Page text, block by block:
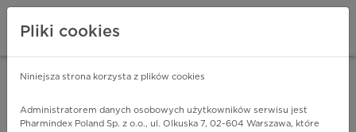
Pliki cookies
Niniejsza strona korzysta z plików cookies
Administratorem danych osobowych użytkowników serwisu jest
Pharmindex Poland Sp. z o.o., ul. Olkuska 7, 02-604 Warszawa, które
ZA DARMO - w Google Play INSTALUJ